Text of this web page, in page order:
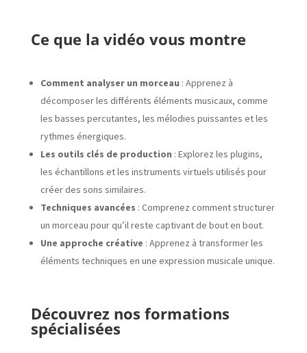
Ce que la vidéo vous montre
Comment analyser un morceau : Apprenez à
décomposer les différents éléments musicaux, comme
les basses percutantes, les mélodies puissantes et les
rythmes énergiques.
Les outils clés de production : Explorez les plugins,
les échantillons et les instruments virtuels utilisés pour
créer des sons similaires.
Techniques avancées : Comprenez comment structurer
un morceau pour qu’il reste captivant de bout en bout.
Une approche créative : Apprenez à transformer les
éléments techniques en une expression musicale unique.
Découvrez nos formations
spécialisées